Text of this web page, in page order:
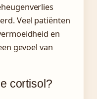
Veel patiënten
en
gevoel van
cortisol?